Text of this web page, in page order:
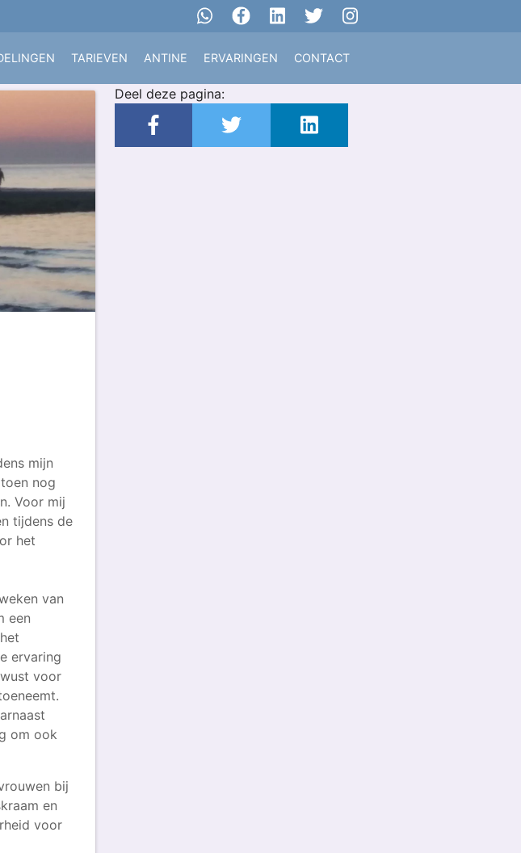
TARIEVEN ANTINE ERVARINGEN CONTACT
mijn
nog
Voor mij
tijdens de
het
van
een
ervaring
voor
om ook
bij
en
voor
Deel deze pagina: